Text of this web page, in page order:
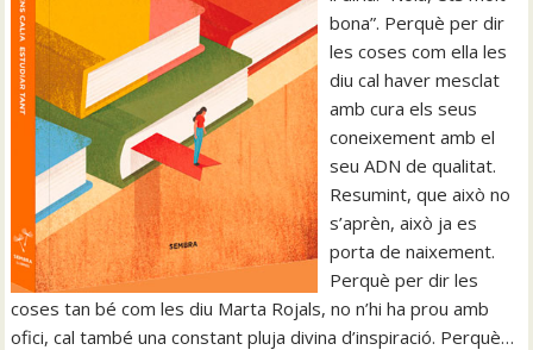
bona”. Perquè per dir
les coses com ella les
diu cal haver mesclat
amb cura els seus
coneixement amb el
seu ADN de qualitat.
Resumint, que això no
s’aprèn, això ja es
porta de naixement.
Perquè per dir les
coses tan bé com les diu Marta Rojals, no n’hi ha prou amb
ofici, cal també una constant pluja divina d’inspiració. Perquè…